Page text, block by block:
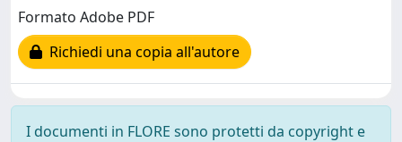
Formato Adobe PDF
Richiedi una copia all'autore
I documenti in FLORE sono protetti da copyright e